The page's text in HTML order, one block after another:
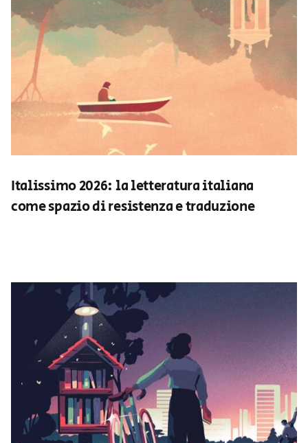
Italissimo 2026: la letteratura italiana
come spazio di resistenza e traduzione